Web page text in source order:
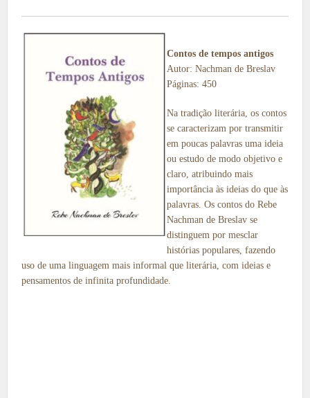
Contos de tempos antigos
Autor: Nachman de Breslav
Páginas: 450
Na tradição literária, os contos
se caracterizam por transmitir
em poucas palavras uma ideia
ou estudo de modo objetivo e
claro, atribuindo mais
importância às ideias do que às
palavras. Os contos do Rebe
Nachman de Breslav se
distinguem por mesclar
histórias populares, fazendo
uso de uma linguagem mais informal que literária, com ideias e
pensamentos de infinita profundidade.